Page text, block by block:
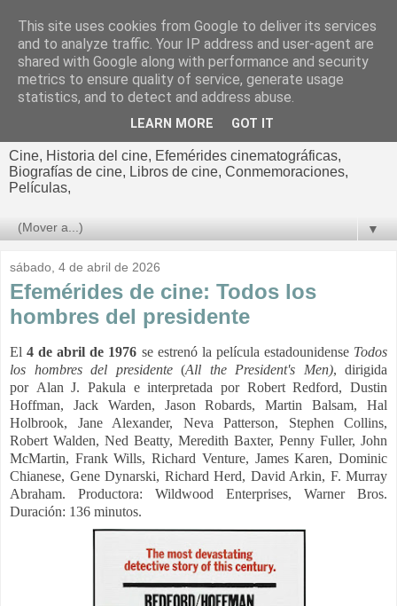
El cultural
cinematográfico de Jorge
Cine, Historia del cine, Efemérides cinematográficas,
Biografías de cine, Libros de cine, Conmemoraciones,
Películas,
▼
sábado, 4 de abril de 2026
Efemérides de cine: Todos los
hombres del presidente
El4 de abril de 1976 se estrenó la película estadounidense Todos
los hombres del presidente(All the President's Men), dirigida
por Alan J. Pakula e interpretada por Robert Redford, Dustin
Hoffman, Jack Warden, Jason Robards, Martin Balsam, Hal
Holbrook, Jane Alexander, Neva Patterson, Stephen Collins,
Robert Walden, Ned Beatty, Meredith Baxter, Penny Fuller, John
McMartin, Frank Wills, Richard Venture, James Karen, Dominic
Chianese, Gene Dynarski, Richard Herd, David Arkin, F. Murray
Abraham. Productora: Wildwood Enterprises, Warner Bros.
Duración: 136 minutos.
This site uses cookies from Google to deliver its services
and to analyze traffic. Your IP address and user-agent are
shared with Google along with performance and security
metrics to ensure quality of service, generate usage
statistics, and to detect and address abuse.
LEARN MORE GOT IT